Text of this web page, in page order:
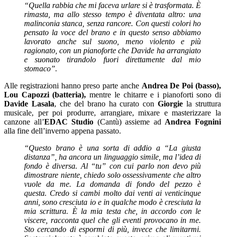
“Quella rabbia che mi faceva urlare si è trasformata. È
rimasta, ma allo stesso tempo è diventata altro: una
malinconia stanca, senza rancore. Con questi colori ho
pensato la voce del brano e in questo senso abbiamo
lavorato anche sul suono, meno violento e più
ragionato, con un pianoforte che Davide ha arrangiato
e suonato tirandolo fuori direttamente dal mio
stomaco”.
Alle registrazioni hanno preso parte anche Andrea De Poi (basso),
Lou Capozzi (batteria), mentre le chitarre e i pianoforti sono di
Davide Lasala, che del brano ha curato conGiorgie la struttura
musicale, per poi produrre, arrangiare, mixare e masterizzare la
canzone all’EDAC Studio (Cantù) assieme ad Andrea Fognini
alla fine dell’inverno appena passato.
“Questo brano è una sorta di addio a “La giusta
distanza”, ha ancora un linguaggio simile, ma l’idea di
fondo è diversa. Al “tu” con cui parlo non devo più
dimostrare niente, chiedo solo ossessivamente che altro
vuole da me. La domanda di fondo del pezzo è
questa. Credo si cambi molto dai venti ai venticinque
anni, sono cresciuta io e in qualche modo è cresciuta la
mia scrittura. È la mia testa che, in accordo con le
viscere, racconta quel che gli eventi provocano in me.
Sto cercando di espormi di più, invece che limitarmi.